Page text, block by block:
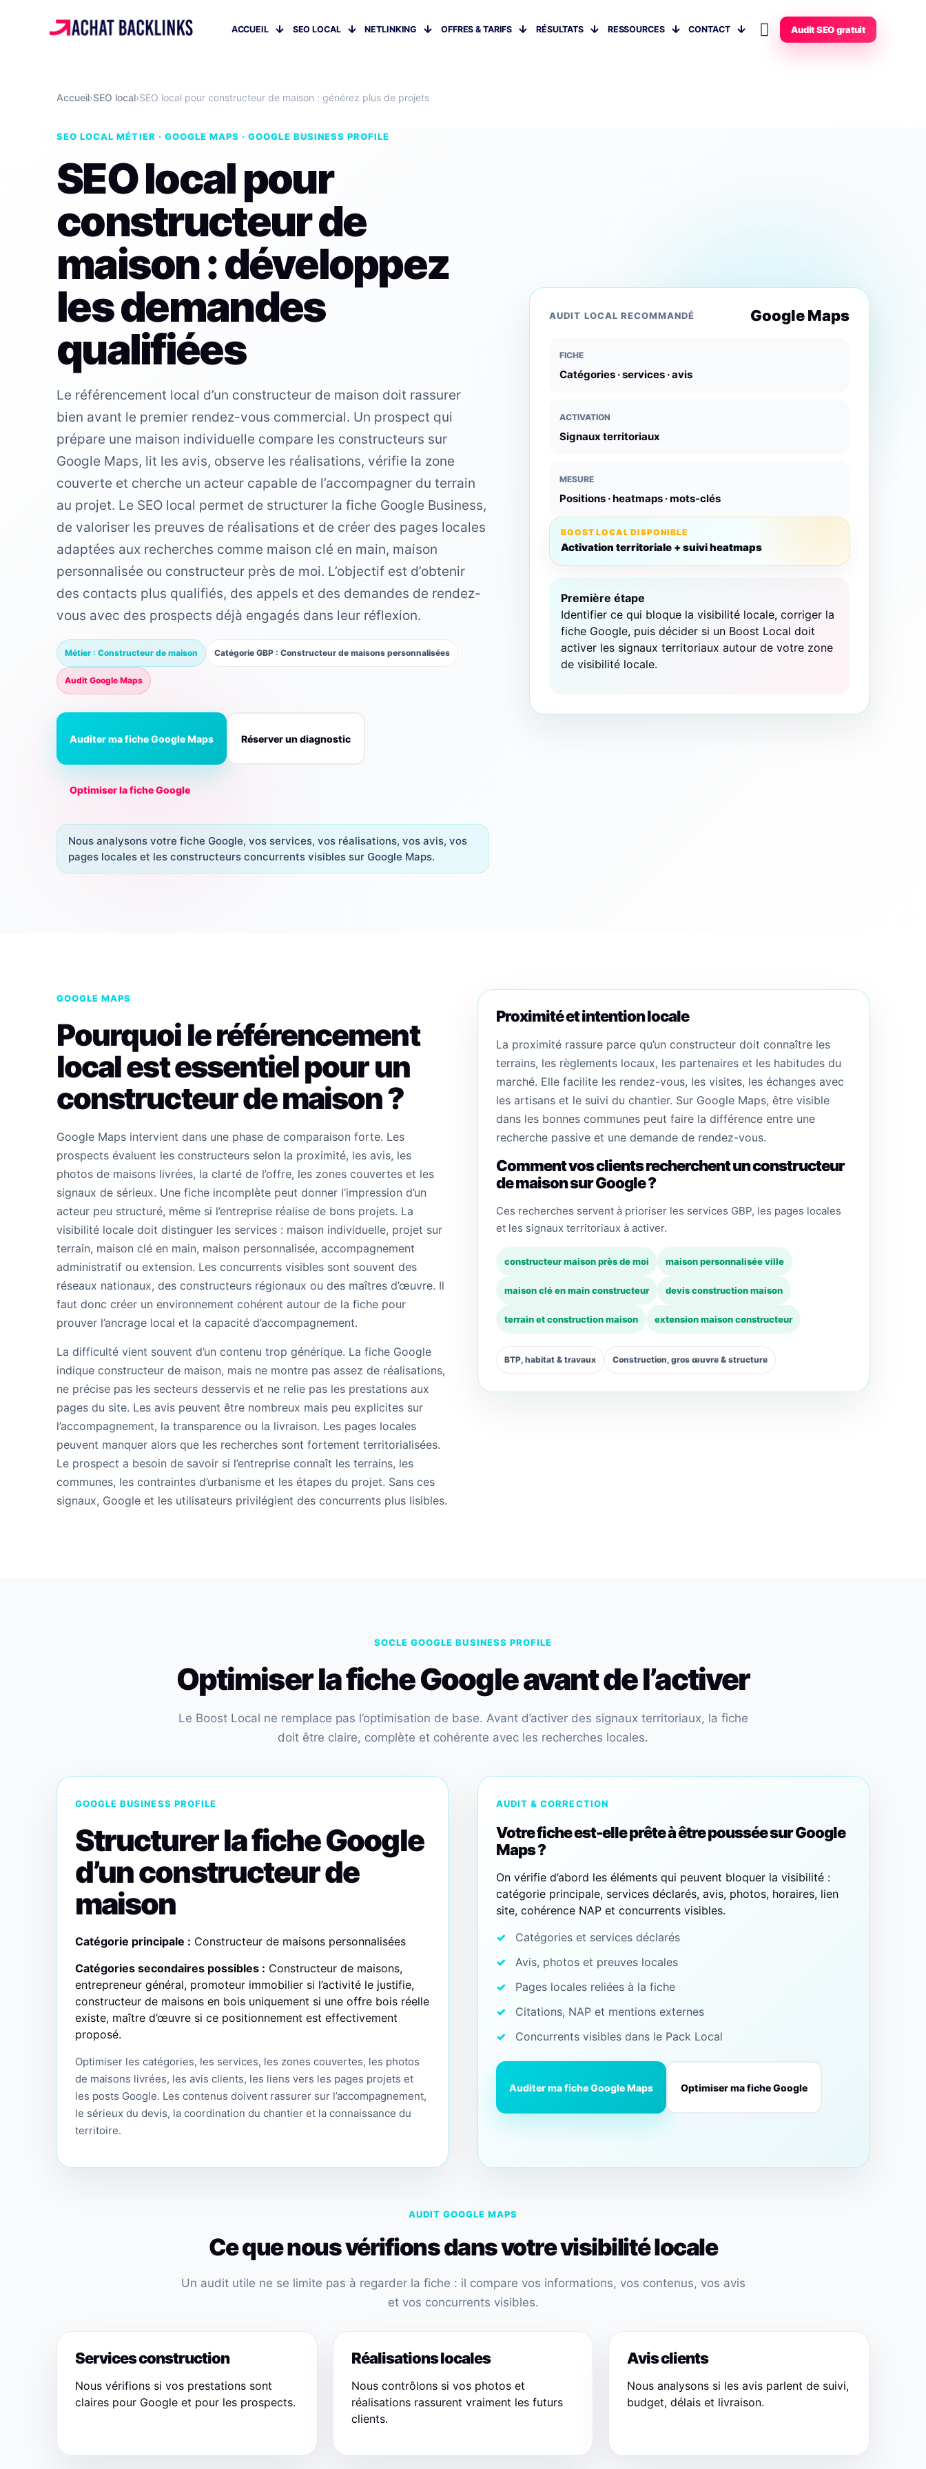
ACCUEIL SEO LOCAL NETLINKING OFFRES & TARIFS RÉSULTATS RESSOURCES CONTACT Audit SEO gratuit
Accueil›SEO local›SEO local pour constructeur de maison : générez plus de projets
SEO LOCAL MÉTIER · GOOGLE MAPS · GOOGLE BUSINESS PROFILE
SEO local pour
constructeur de
maison : développez
les demandes
qualifiées
Le référencement local d’un constructeur de maison doit rassurer
bien avant le premier rendez-vous commercial. Un prospect qui
prépare une maison individuelle compare les constructeurs sur
Google Maps, lit les avis, observe les réalisations, vérifie la zone
couverte et cherche un acteur capable de l’accompagner du terrain
au projet. Le SEO local permet de structurer la fiche Google Business,
de valoriser les preuves de réalisations et de créer des pages locales
adaptées aux recherches comme maison clé en main, maison
personnalisée ou constructeur près de moi. L’objectif est d’obtenir
des contacts plus qualifiés, des appels et des demandes de rendez-
vous avec des prospects déjà engagés dans leur réflexion.
Métier : Constructeur de maison Catégorie GBP : Constructeur de maisons personnalisées
Audit Google Maps
Auditer ma fiche Google Maps Réserver un diagnostic
Optimiser la fiche Google
Nous analysons votre fiche Google, vos services, vos réalisations, vos avis, vos
pages locales et les constructeurs concurrents visibles sur Google Maps.
AUDIT LOCAL RECOMMANDÉ Google Maps
FICHE
Catégories · services · avis
ACTIVATION
Signaux territoriaux
MESURE
Positions · heatmaps · mots-clés
BOOST LOCAL DISPONIBLE
Activation territoriale + suivi heatmaps
Première étape
Identifier ce qui bloque la visibilité locale, corriger la
fiche Google, puis décider si un Boost Local doit
activer les signaux territoriaux autour de votre zone
de visibilité locale.
GOOGLE MAPS
Pourquoi le référencement
local est essentiel pour un
constructeur de maison ?
Google Maps intervient dans une phase de comparaison forte. Les
prospects évaluent les constructeurs selon la proximité, les avis, les
photos de maisons livrées, la clarté de l’offre, les zones couvertes et les
signaux de sérieux. Une fiche incomplète peut donner l’impression d’un
acteur peu structuré, même si l’entreprise réalise de bons projets. La
visibilité locale doit distinguer les services : maison individuelle, projet sur
terrain, maison clé en main, maison personnalisée, accompagnement
administratif ou extension. Les concurrents visibles sont souvent des
réseaux nationaux, des constructeurs régionaux ou des maîtres d’œuvre. Il
faut donc créer un environnement cohérent autour de la fiche pour
prouver l’ancrage local et la capacité d’accompagnement.
La difficulté vient souvent d’un contenu trop générique. La fiche Google
indique constructeur de maison, mais ne montre pas assez de réalisations,
ne précise pas les secteurs desservis et ne relie pas les prestations aux
pages du site. Les avis peuvent être nombreux mais peu explicites sur
l’accompagnement, la transparence ou la livraison. Les pages locales
peuvent manquer alors que les recherches sont fortement territorialisées.
Le prospect a besoin de savoir si l’entreprise connaît les terrains, les
communes, les contraintes d’urbanisme et les étapes du projet. Sans ces
signaux, Google et les utilisateurs privilégient des concurrents plus lisibles.
Proximité et intention locale
La proximité rassure parce qu’un constructeur doit connaître les
terrains, les règlements locaux, les partenaires et les habitudes du
marché. Elle facilite les rendez-vous, les visites, les échanges avec
les artisans et le suivi du chantier. Sur Google Maps, être visible
dans les bonnes communes peut faire la différence entre une
recherche passive et une demande de rendez-vous.
Comment vos clients recherchent un constructeur
de maison sur Google ?
Ces recherches servent à prioriser les services GBP, les pages locales
et les signaux territoriaux à activer.
constructeur maison près de moi maison personnalisée ville
maison clé en main constructeur devis construction maison
terrain et construction maison extension maison constructeur
BTP, habitat & travaux Construction, gros œuvre & structure
SOCLE GOOGLE BUSINESS PROFILE
Optimiser la fiche Google avant de l’activer
Le Boost Local ne remplace pas l’optimisation de base. Avant d’activer des signaux territoriaux, la fiche
doit être claire, complète et cohérente avec les recherches locales.
GOOGLE BUSINESS PROFILE
Structurer la fiche Google
d’un constructeur de
maison
Catégorie principale : Constructeur de maisons personnalisées
Catégories secondaires possibles : Constructeur de maisons,
entrepreneur général, promoteur immobilier si l’activité le justifie,
constructeur de maisons en bois uniquement si une offre bois réelle
existe, maître d’œuvre si ce positionnement est effectivement
proposé.
Optimiser les catégories, les services, les zones couvertes, les photos
de maisons livrées, les avis clients, les liens vers les pages projets et
les posts Google. Les contenus doivent rassurer sur l’accompagnement,
le sérieux du devis, la coordination du chantier et la connaissance du
territoire.
AUDIT & CORRECTION
Votre fiche est-elle prête à être poussée sur Google
Maps ?
On vérifie d’abord les éléments qui peuvent bloquer la visibilité :
catégorie principale, services déclarés, avis, photos, horaires, lien
site, cohérence NAP et concurrents visibles.
Catégories et services déclarés
Avis, photos et preuves locales
Pages locales reliées à la fiche
Citations, NAP et mentions externes
Concurrents visibles dans le Pack Local
Auditer ma fiche Google Maps Optimiser ma fiche Google
AUDIT GOOGLE MAPS
Ce que nous vérifions dans votre visibilité locale
Un audit utile ne se limite pas à regarder la fiche : il compare vos informations, vos contenus, vos avis
et vos concurrents visibles.
Services construction
Nous vérifions si vos prestations sont
claires pour Google et pour les prospects.
Réalisations locales
Nous contrôlons si vos photos et
réalisations rassurent vraiment les futurs
clients.
Avis clients
Nous analysons si les avis parlent de suivi,
budget, délais et livraison.